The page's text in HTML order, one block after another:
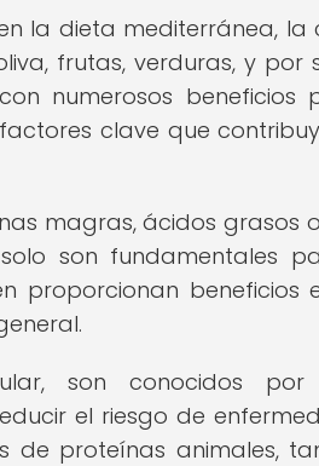
la dieta mediterránea, la
frutas, verduras, y por
numerosos
clave que
magras, ácidos grasos
son fundamentales
proporcionan beneficios
son conocidos por
el riesgo de
de proteínas animales,